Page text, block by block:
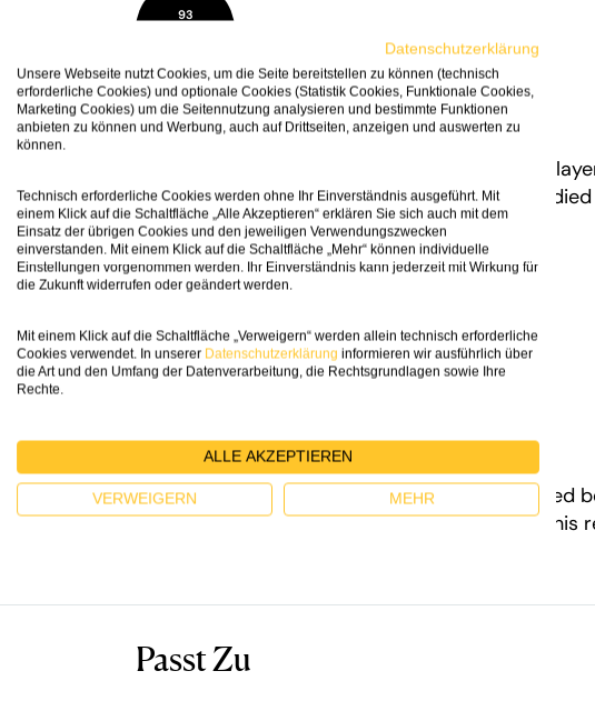
93
Bright and citrusy, this finely knit Champagne
cherry, blood orange granita, red licorice,
Chardonnay. Drink now.
92
James
An enticing properly dry rosé with a slew of red
serious chardonnay from the chalky soils of this
Passt Zu
Datenschutzerklärung
Unsere Webseite nutzt Cookies, um die Seite bereitstellen zu können (technisch
erforderliche Cookies) und optionale Cookies (Statistik Cookies, Funktionale Cookies,
Marketing Cookies) um die Seitennutzung analysieren und bestimmte Funktionen
anbieten zu können und Werbung, auch auf Drittseiten, anzeigen und auswerten zu
können.
Technisch erforderliche Cookies werden ohne Ihr Einverständnis ausgeführt. Mit
einem Klick auf die Schaltfläche „Alle Akzeptieren“ erklären Sie sich auch mit dem
Einsatz der übrigen Cookies und den jeweiligen Verwendungszwecken
einverstanden. Mit einem Klick auf die Schaltfläche „Mehr“ können individuelle
Einstellungen vorgenommen werden. Ihr Einverständnis kann jederzeit mit Wirkung für
die Zukunft widerrufen oder geändert werden.
Mit einem Klick auf die Schaltfläche „Verweigern“ werden allein technisch erforderliche
Cookies verwendet. In unserer Datenschutzerklärung informieren wir ausführlich über
die Art und den Umfang der Datenverarbeitung, die Rechtsgrundlagen sowie Ihre
Rechte.
ALLE AKZEPTIEREN
VERWEIGERN MEHR